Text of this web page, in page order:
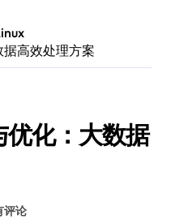
高效处理方案
化：大数据
评论